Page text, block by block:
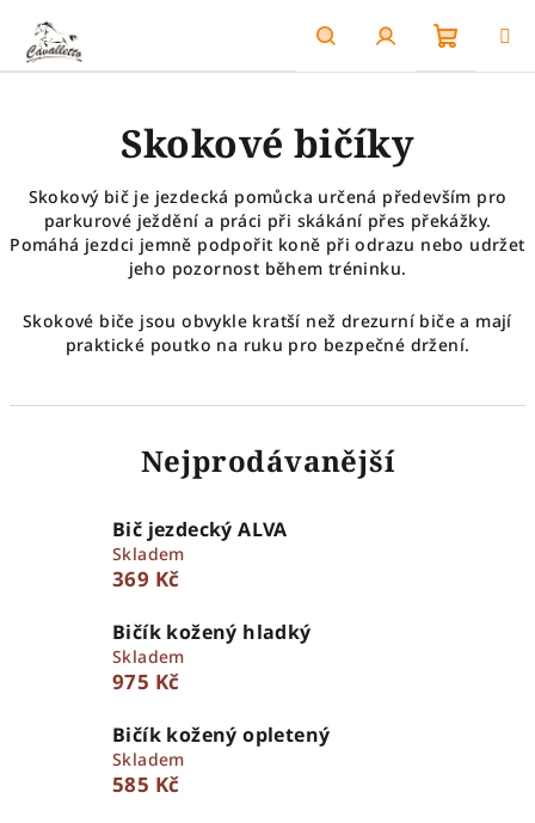
obsah
HledatPřihlášení
Skokové bičíky
Skokový bič je jezdecká pomůcka určená především pro
parkurové ježdění a práci při skákání přes překážky.
Pomáhá jezdci jemně podpořit koně při odrazu nebo udržet
jeho pozornost během tréninku.
Skokové biče jsou obvykle kratší než drezurní biče a mají
praktické poutko na ruku pro bezpečné držení.
Nejprodávanější
Bič jezdecký ALVA
Skladem
369 Kč
Bičík kožený hladký
Skladem
975 Kč
Bičík kožený opletený
Skladem
585 Kč